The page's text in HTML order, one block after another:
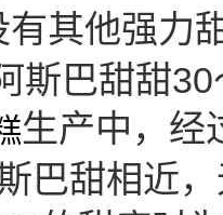
有其他强力
斯巴甜甜
生产中，经
巴甜相近